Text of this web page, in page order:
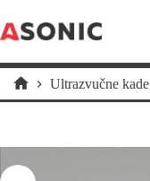
to
content
Home
Ultrazvučne kade